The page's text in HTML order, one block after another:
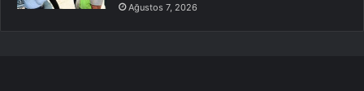
Ağustos 7, 2026